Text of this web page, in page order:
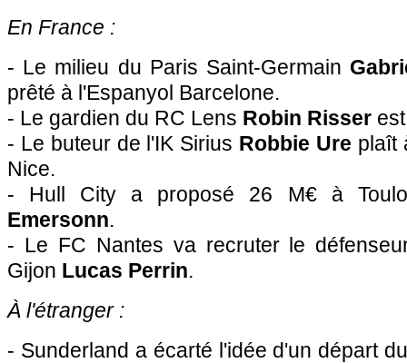
En France :
- Le milieu du Paris Saint-Germain
prêté à l'Espanyol Barcelone.
- Le gardien du RC Lens Robin Risser
- Le buteur de l'IK Sirius Robbie Ure plaît
Nice.
- Hull City a proposé 26 M€ à
Emersonn.
- Le FC Nantes va recruter le
Gijon Lucas Perrin.
À l'étranger :
- Sunderland a écarté l'idée d'un départ